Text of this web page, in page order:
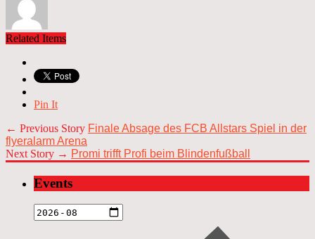
Related Items
Pin It
← Previous Story Finale Absage des FCB Allstars Spiel in der
flyeralarm Arena
Next Story → Promi trifft Profi beim Blindenfußball
Events